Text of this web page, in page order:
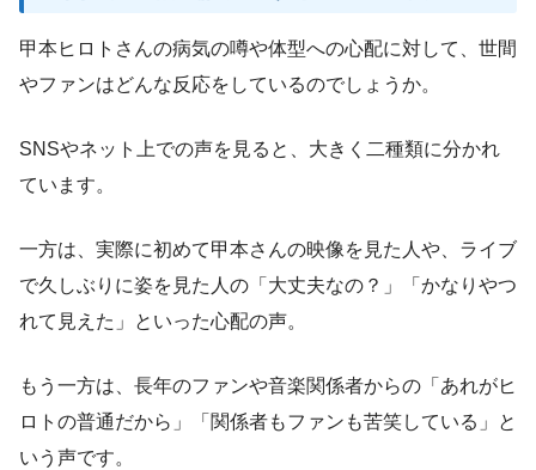
甲本ヒロトさんの病気の噂や体型への心配に対して、世間
やファンはどんな反応をしているのでしょうか。
SNSやネット上での声を見ると、大きく二種類に分かれ
ています。
一方は、実際に初めて甲本さんの映像を見た人や、ライブ
で久しぶりに姿を見た人の「大丈夫なの？」「かなりやつ
れて見えた」といった心配の声。
もう一方は、長年のファンや音楽関係者からの「あれがヒ
ロトの普通だから」「関係者もファンも苦笑している」と
いう声です。